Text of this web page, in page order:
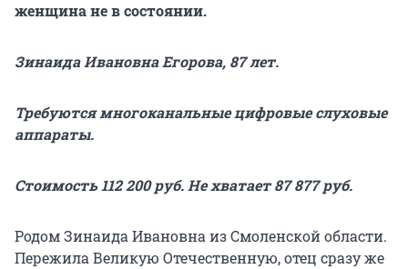
женщина не в состоянии.
Зинаида Ивановна Егорова, 87 лет.
Требуются многоканальные цифровые слуховые
аппараты.
Стоимость 112 200 руб. Не хватает 87 877 руб.
Родом Зинаида Ивановна из Смоленской области.
Пережила Великую Отечественную, отец сразу же